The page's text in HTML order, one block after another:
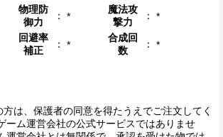
物理防
御力
： *
魔法攻
撃力
：
*
回避率
補正
： *
合成回
数
： *
は、保護者の同意を得たうえでご注文してく
ーム運営会社の公式サービスではありませ